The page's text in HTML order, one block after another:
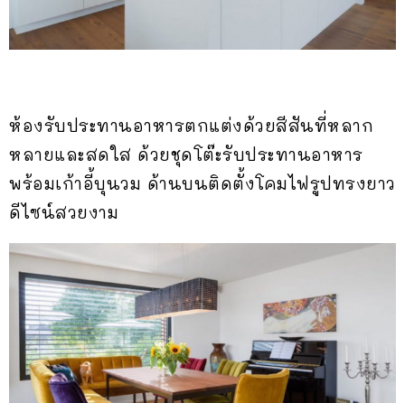
ห้องรับประทานอาหารตกแต่งด้วยสีสันที่หลาก
หลายและสดใส ด้วยชุดโต๊ะรับประทานอาหาร
พร้อมเก้าอี้บุนวม ด้านบนติดตั้งโคมไฟรูปทรงยาว
ดีไซน์สวยงาม